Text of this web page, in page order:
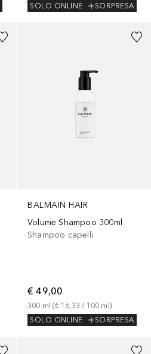
SOLO ONLINE
SORPRESA
BALMAIN HAIR
Volume Shampoo 300ml
Shampoo capelli
€ 49,00
300 ml (€ 16,33 / 100 ml)
SOLO ONLINE
SORPRESA